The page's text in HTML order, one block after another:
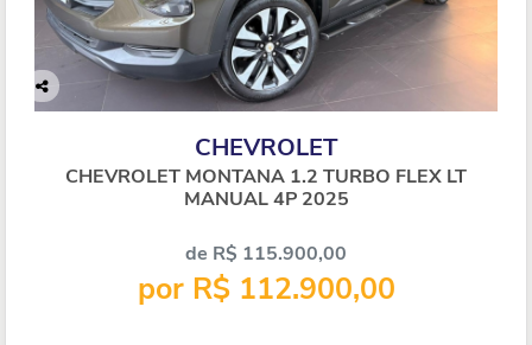
Co
CHEVROLET
CHEVROLET MONTANA 1.2 TURBO FLEX LT
MANUAL 4P 2025
de R$ 115.900,00
por R$ 112.900,00